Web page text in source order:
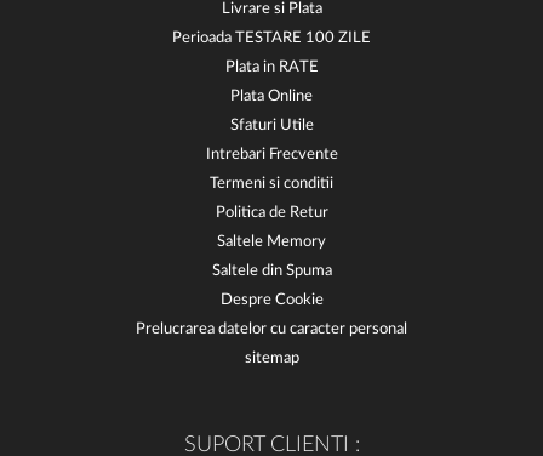
Livrare si Plata
Perioada TESTARE 100 ZILE
Plata in RATE
Plata Online
Sfaturi Utile
Intrebari Frecvente
Termeni si conditii
Politica de Retur
Saltele Memory
Saltele din Spuma
Despre Cookie
Prelucrarea datelor cu caracter personal
sitemap
SUPORT CLIENTI :